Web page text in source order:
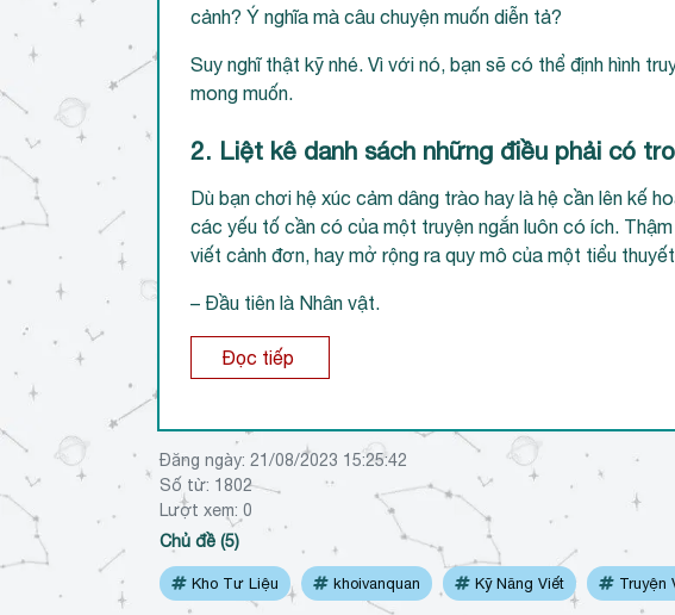
cảnh? Ý nghĩa mà câu chuyện muốn diễn tả?
Suy nghĩ thật kỹ nhé. Vì với nó, bạn sẽ có thể định hình
mong muốn.
2. Liệt kê danh sách những điều phải có
Dù bạn chơi hệ xúc cảm dâng trào hay là hệ cần lên kế
các yếu tố cần có của một truyện ngắn luôn có ích.
viết cảnh đơn, hay mở rộng ra quy mô của một tiểu
– Đầu tiên là Nhân vật.
Đọc tiếp
Đăng ngày: 21/08/2023 15:25:42
Số từ: 1802
Lượt xem: 0
Chủ đề (5)
Kho Tư Liệu khoivanquan Kỹ Năng Viết Truyện